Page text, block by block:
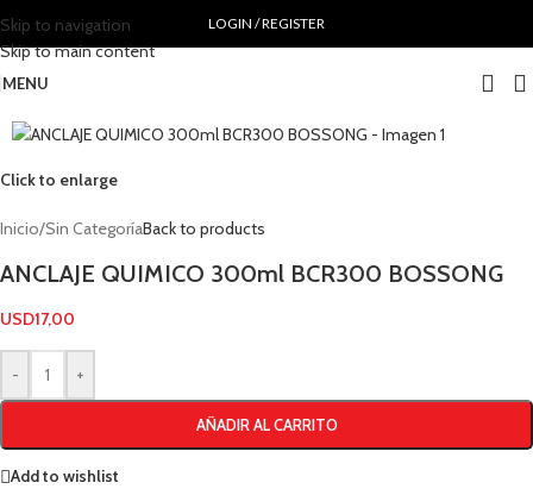
Skip to navigation
Skip to main content
LOGIN / REGISTER
MENU
Click to enlarge
Inicio/Sin CategoríaBack to products
ANCLAJE QUIMICO 300ml BCR300 BOSSONG
USD17,00
- +
AÑADIR AL CARRITO
Add to wishlist